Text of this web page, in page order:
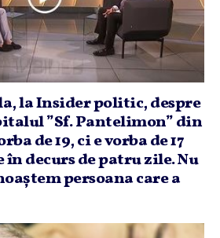
la Insider politic, despre
”Sf. Pantelimon” din
de 19, ci e vorba de 17
în decurs de patru zile. Nu
persoana care a